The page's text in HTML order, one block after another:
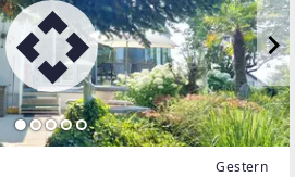
Gestern